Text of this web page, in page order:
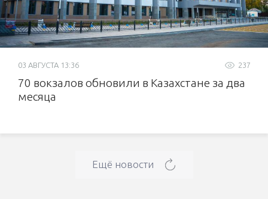
237
03 АВГУСТА 13:36
70 вокзалов обновили в Казахстане за два
месяца
Ещё новости